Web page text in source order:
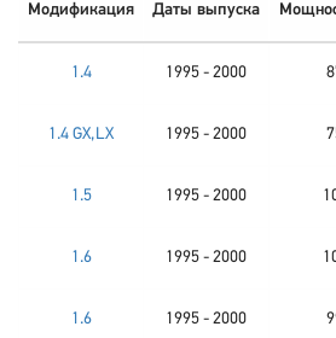
Модификация Даты выпуска
1.4 1995 - 2000
1.4 GX,LX 1995 - 2000
1.5 1995 - 2000
1.6 1995 - 2000
1.6 1995 - 2000